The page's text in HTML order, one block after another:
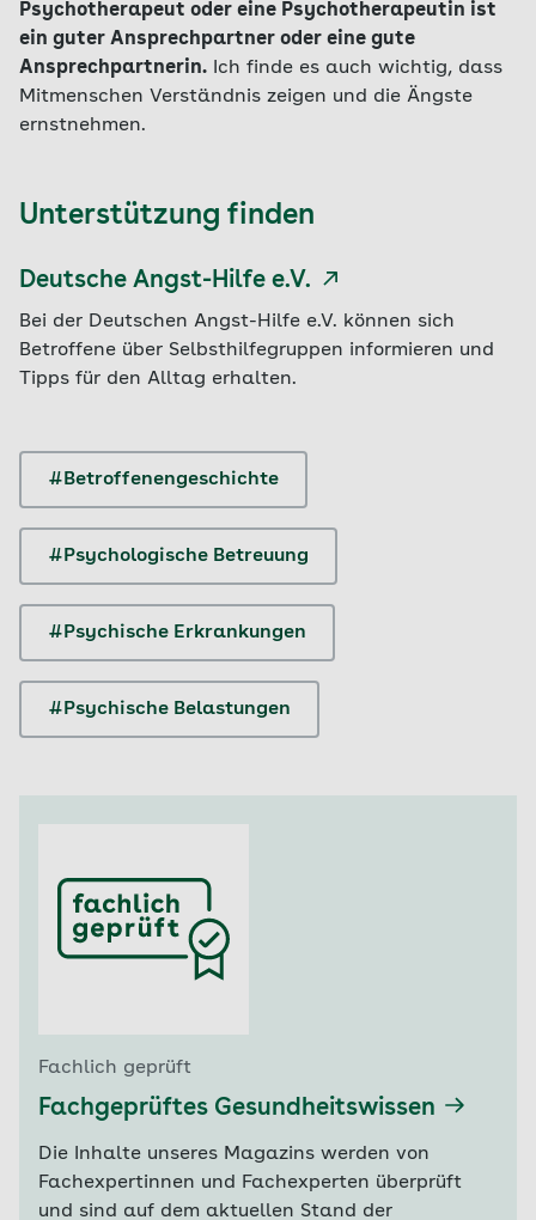
Psychotherapeut oder eine Psychotherapeutin ist
ein guter Ansprechpartner oder eine gute
Ansprechpartnerin. Ich finde es auch wichtig, dass
Mitmenschen Verständnis zeigen und die Ängste
ernstnehmen.
Unterstützung finden
Deutsche Angst-Hilfe e.V.
Bei der Deutschen Angst-Hilfe e.V. können sich
Betroffene über Selbsthilfegruppen informieren und
Tipps für den Alltag erhalten.
#Betroffenengeschichte
#Psychologische Betreuung
#Psychische Erkrankungen
#Psychische Belastungen
Fachlich geprüft
Fachgeprüftes Gesundheitswissen
Die Inhalte unseres Magazins werden von
Fachexpertinnen und Fachexperten überprüft
und sind auf dem aktuellen Stand der